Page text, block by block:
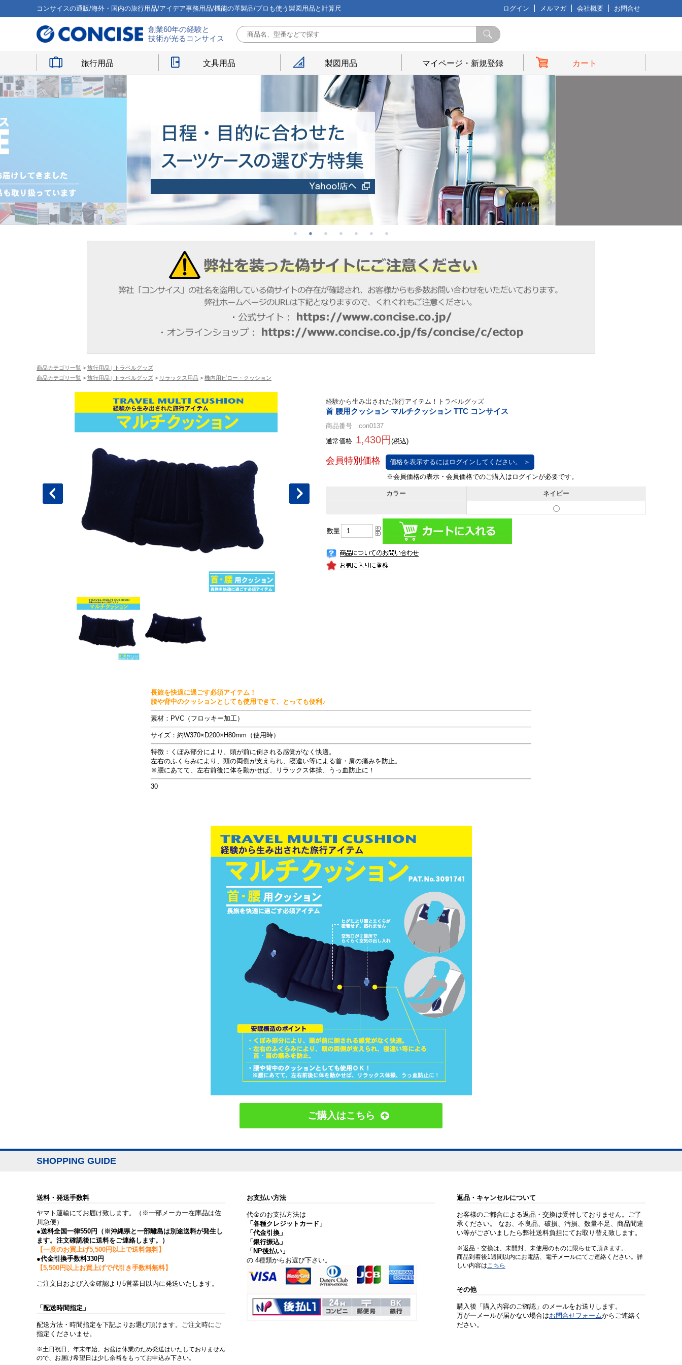
コンサイスの通販/海外・国内の旅行用品/アイデア事務用品/機能の革製品/プロも使う製図用品と計算尺 ログイン メルマガ 会社概要 お問合せ
創業60年の経験と
技術が光るコンサイス
旅行用品 文具用品 製図用品 マイページ・新規登録 カート
商品カテゴリ一覧 > 旅行用品 | トラベルグッズ
商品カテゴリ一覧 > 旅行用品 | トラベルグッズ > リラックス用品 > 機内用ピロー・クッション
経験から生み出された旅行アイテム！トラベルグッズ
首 腰用クッション マルチクッション TTC コンサイス
商品番号 con0137
通常価格 1,430円 (税込)
価格を表示するにはログインしてください。 ＞
カラー ネイビー
数量
長旅を快適に過ごす必須アイテム！
腰や背中のクッションとしても使用できて、とっても便利♪
素材：PVC（フロッキー加工）
サイズ：約W370×D200×H80mm（使用時）
特徴：くぼみ部分により、頭が前に倒される感覚がなく快適。
左右のふくらみにより、頭の両側が支えられ、寝違い等による首・肩の痛みを防止。
※腰にあてて、左右前後に体を動かせば、リラックス体操、うっ血防止に！
30
ご購入はこちら
SHOPPING GUIDE
送料・発送手数料
ヤマト運輸にてお届け致します。（※一部メーカー在庫品は佐
川急便）
●送料全国一律550円（※沖縄県と一部離島は別途送料が発生し
ます。注文確認後に送料をご連絡します。）
【一度のお買上げ5,500円以上で送料無料】
●代金引換手数料330円
【5,500円以上お買上げで代引き手数料無料】
ご注文日および入金確認より5営業日以内に発送いたします。
「配送時間指定」
配送方法・時間指定を下記よりお選び頂けます。ご注文時にご
指定くださいませ。
※土日祝日、年末年始、お盆は休業のため発送はいたしておりません
ので、お届け希望日は少し余裕をもってお申込み下さい。
お支払い方法
代金のお支払方法は
「各種クレジットカード」
「代金引換」
「銀行振込」
「NP後払い」
の 4種類からお選び下さい。
返品・キャンセルについて
お客様のご都合による返品・交換は受付しておりません。ご了
承ください。 なお、不良品、破損、汚損、数量不足、商品間違
い等がございましたら弊社送料負担にてお取り替え致します。
※返品・交換は、未開封、未使用のものに限らせて頂きます。
商品到着後1週間以内にお電話、電子メールにてご連絡ください。詳
しい内容はこちら
その他
購入後「購入内容のご確認」のメールをお送りします。
万が一メールが届かない場合はお問合せフォームからご連絡く
ださい。